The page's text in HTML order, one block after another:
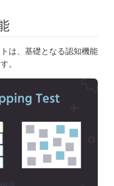
は、基礎となる認知機能
。